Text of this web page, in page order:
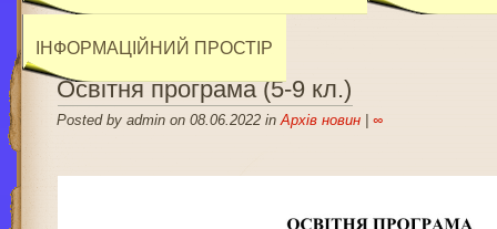
ІНФОРМАЦІЙНИЙ ПРОСТІР
Освітня програма (5-9 кл.)
Posted by admin on 08.06.2022 inАрхів новин |∞